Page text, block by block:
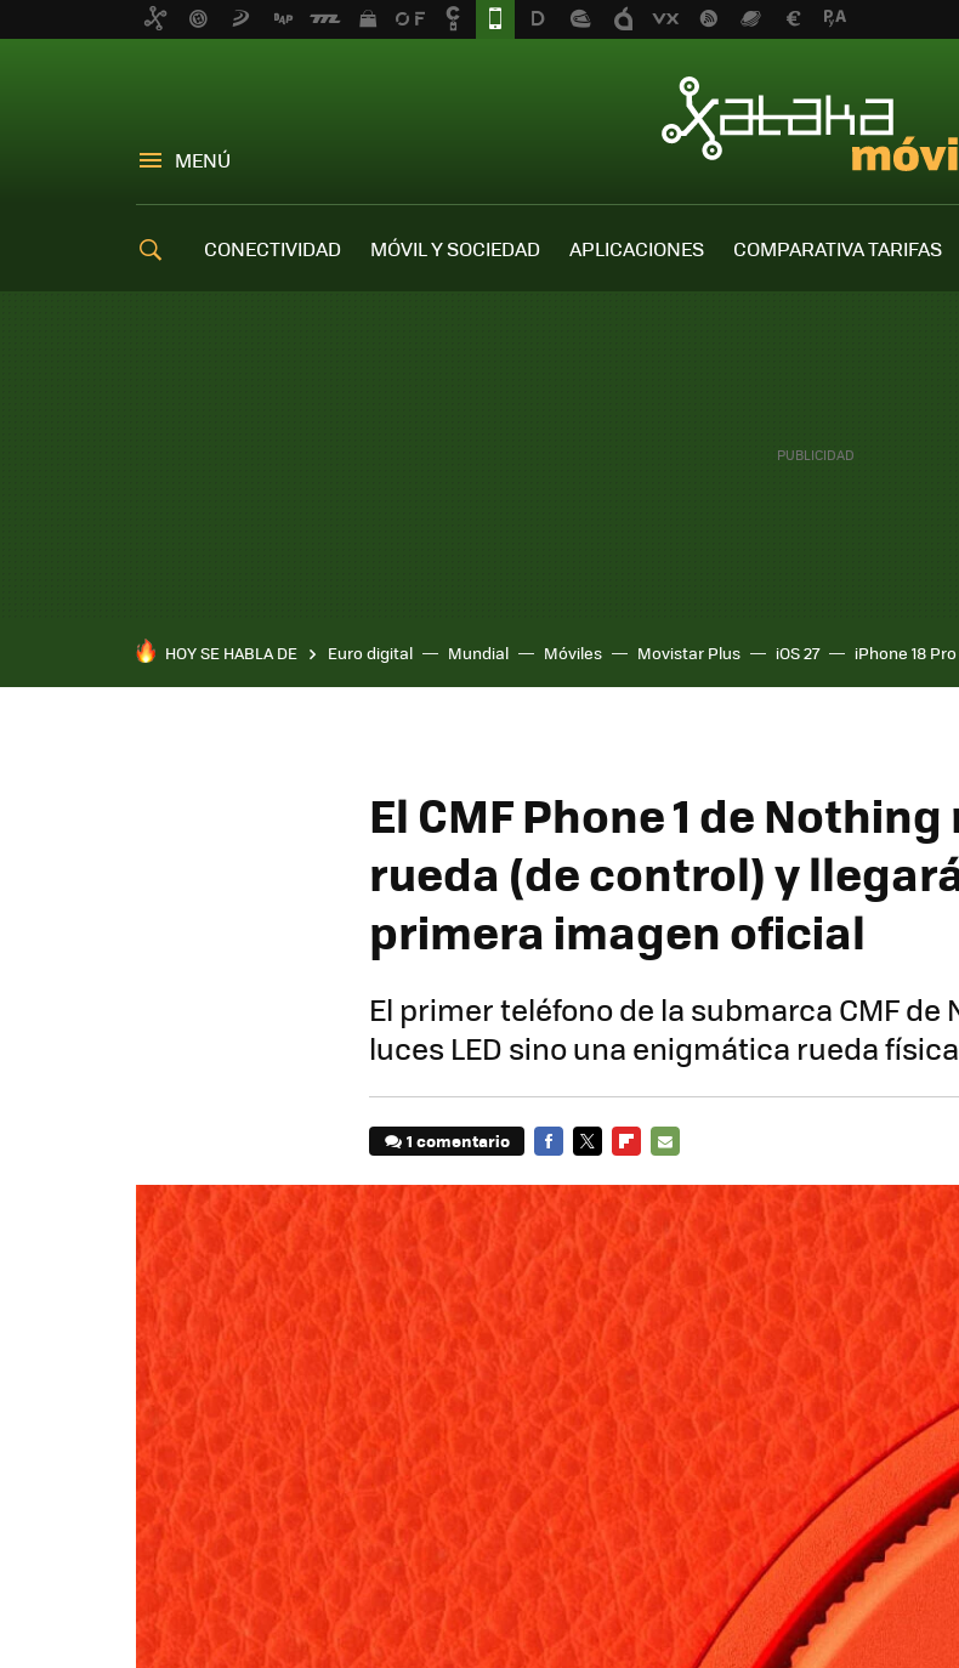
MENÚ
CONECTIVIDAD MÓVIL Y SOCIEDAD APLICACIONES COMPARATIVA TARIFAS
HOY SE HABLA DE Euro digital Mundial Móviles Movistar Plus iOS 27 iPhone 18 Pro
Pixel 10a
El CMF Phone 1 de
rueda (de control) y
primera imagen oficial
El primer teléfono de la submarca CMF de
luces LED sino una enigmática rueda física
1 comentario
MAIL